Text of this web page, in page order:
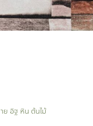
ย อิฐ หิน ต้นไม้